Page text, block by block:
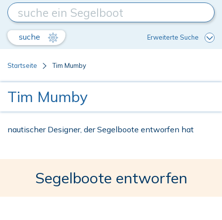
suche Erweiterte Suche
Startseite Tim Mumby
Tim Mumby
nautischer Designer, der Segelboote entworfen hat
Segelboote entworfen